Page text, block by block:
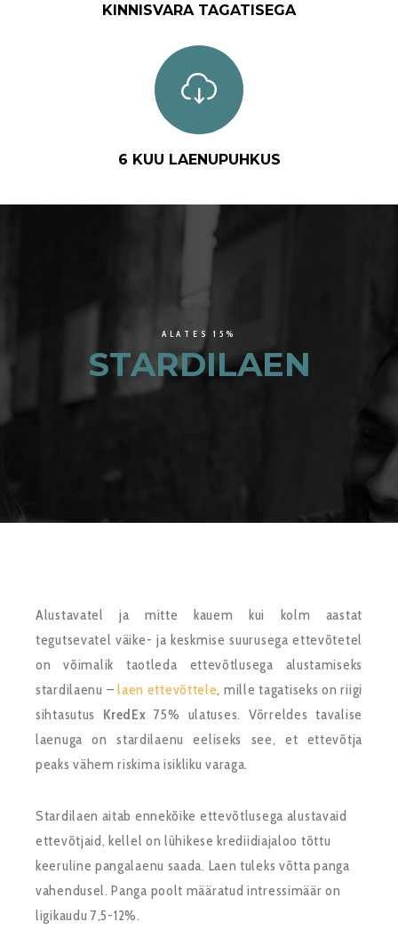
KINNISVARA TAGATISEGA
6 KUU LAENUPUHKUS
ALATES 15%
STARDILAEN
Alustavatel ja mitte kauem kui kolm aastat
tegutsevatel väike- ja keskmise suurusega ettevõtetel
on võimalik taotleda ettevõtlusega alustamiseks
stardilaenu –laen ettevõttele, mille tagatiseks on riigi
sihtasutus KredEx 75% ulatuses. Võrreldes tavalise
laenuga on stardilaenu eeliseks see, et ettevõtja
peaks vähem riskima isikliku varaga.
Stardilaen aitab ennekõike ettevõtlusega alustavaid
ettevõtjaid, kellel on lühikese krediidiajaloo tõttu
keeruline pangalaenu saada. Laen tuleks võtta panga
vahendusel. Panga poolt määratud intressimäär on
ligikaudu 7,5-12%.